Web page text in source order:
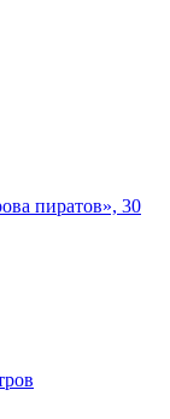
пиратов», 30